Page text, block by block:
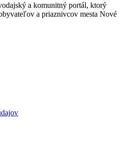
a komunitný portál, ktorý
a priaznivcov mesta Nové